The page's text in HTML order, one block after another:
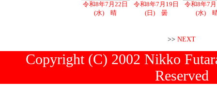
令和8年7月22日
(水) 晴
令和8年7月19日
(日) 曇
令和8年7
(水)
>> NEXT
Copyright (C) 2002 Nikko
Reserved